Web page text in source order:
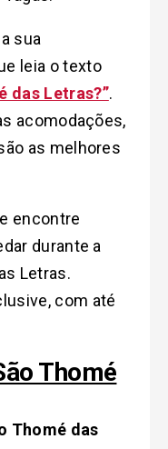
sua
leia o texto
das Letras?”.
acomodações,
as melhores
e encontre
durante a
Letras.
com até
Thomé
Thomé das